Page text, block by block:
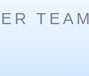
TEAM